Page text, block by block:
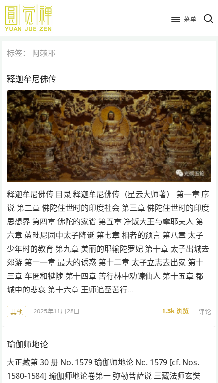
跳
主
内
菜单
标签： 阿赖耶
释迦牟尼佛传
释迦牟尼佛传 目录 释迦牟尼佛传（星云大师著） 第一章 序
说 第二章 佛陀住世时的印度社会 第三章 佛陀住世时的印度
思想界 第四章 佛陀的家谱 第五章 净饭大王与摩耶夫人 第
六章 蓝毗尼园中太子降诞 第七章 相者的预言 第八章 太子
少年时的教育 第九章 美丽的耶输陀罗妃 第十章 太子出城去
郊游 第十一章 最大的诱惑 第十二章 太子立志去出家 第十
三章 车匿和犍陟 第十四章 苦行林中劝谏仙人 第十五章 都
城中的悲哀 第十六章 王师追至苦行…
其他 2025年11月28日 1.3k浏览 评论
瑜伽师地论
大正藏第 30 册 No. 1579 瑜伽师地论 No. 1579 [cf. Nos.
1580-1584] 瑜伽师地论卷第一 弥勒菩萨说 三藏法师玄奘